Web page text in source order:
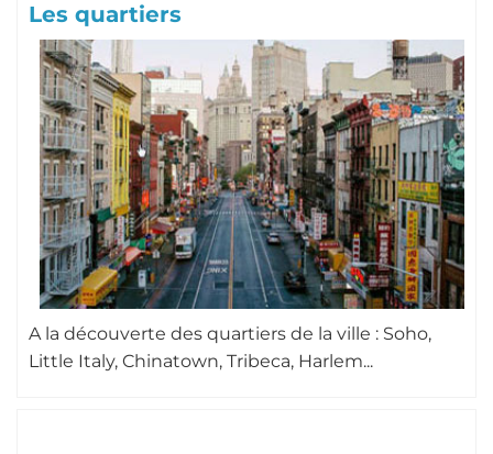
Les quartiers
A la découverte des quartiers de la ville : Soho,
Little Italy, Chinatown, Tribeca, Harlem...